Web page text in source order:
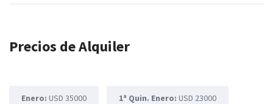
Precios de Alquiler
Enero: USD 35000 1ª Quin. Enero: USD 23000